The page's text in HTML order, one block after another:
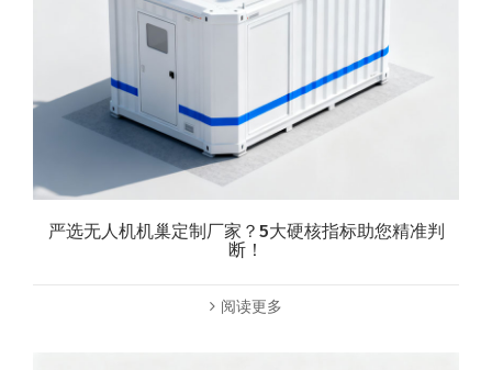
严选无人机机巢定制厂家？5大硬核指标助您精准判
断！
阅读更多